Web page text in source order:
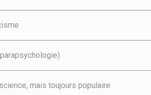
mais toujours populaire